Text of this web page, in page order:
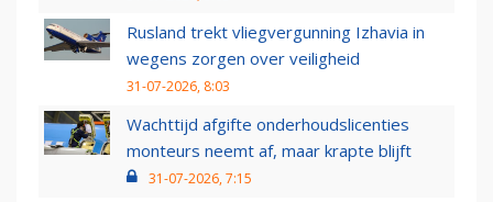
Rusland trekt vliegvergunning Izhavia in
wegens zorgen over veiligheid
31-07-2026, 8:03
Wachttijd afgifte onderhoudslicenties
monteurs neemt af, maar krapte blijft
31-07-2026, 7:15